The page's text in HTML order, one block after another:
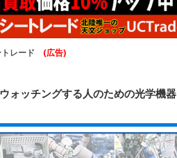
トレード (広告)
ォッチングする人のための光学機器